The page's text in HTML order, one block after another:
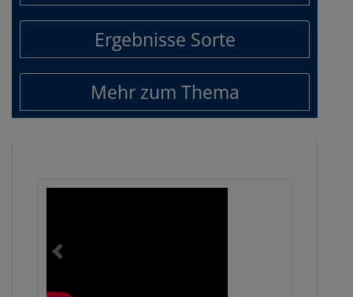
Ergebnisse Sorte
Mehr zum Thema